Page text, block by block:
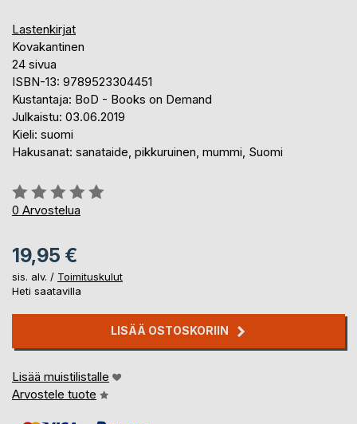
Lastenkirjat
Kovakantinen
24 sivua
ISBN-13: 9789523304451
Kustantaja: BoD - Books on Demand
Julkaistu: 03.06.2019
Kieli: suomi
Hakusanat: sanataide, pikkuruinen, mummi, Suomi
Arvostelu::
0%
0 Arvostelua
19,95 €
sis. alv. / Toimituskulut
Heti saatavilla
LISÄÄ OSTOSKORIIN
Lisää muistilistalle
Arvostele tuote